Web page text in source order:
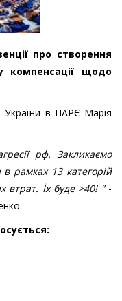
про створення
компенсації щодо
України в ПАРЄ Марія
рф. Закликаємо
рамках 13 категорій
втрат. Їх буде >40! "-